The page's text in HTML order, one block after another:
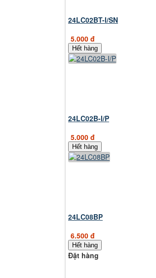
24LC02BT-I/SN
5.000 đ
Hết hàng
24LC02B-I/P
5.000 đ
Hết hàng
24LC08BP
6.500 đ
Hết hàng
Đặt hàng